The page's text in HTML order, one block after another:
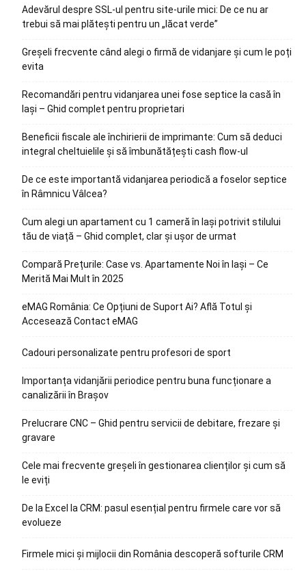
Adevărul despre SSL-ul pentru site-urile mici: De ce nu ar
trebui să mai plătești pentru un „lăcat verde”
Greșeli frecvente când alegi o firmă de vidanjare și cum le poți
evita
Recomandări pentru vidanjarea unei fose septice la casă în
Iași – Ghid complet pentru proprietari
Beneficii fiscale ale închirierii de imprimante: Cum să deduci
integral cheltuielile și să îmbunătățești cash flow-ul
De ce este importantă vidanjarea periodică a foselor septice
în Râmnicu Vâlcea?
Cum alegi un apartament cu 1 cameră în Iași potrivit stilului
tău de viață – Ghid complet, clar și ușor de urmat
Compară Prețurile: Case vs. Apartamente Noi în Iași – Ce
Merită Mai Mult în 2025
eMAG România: Ce Opțiuni de Suport Ai? Află Totul și
Accesează Contact eMAG
Cadouri personalizate pentru profesori de sport
Importanța vidanjării periodice pentru buna funcționare a
canalizării în Brașov
Prelucrare CNC – Ghid pentru servicii de debitare, frezare și
gravare
Cele mai frecvente greșeli în gestionarea clienților și cum să
le eviți
De la Excel la CRM: pasul esențial pentru firmele care vor să
evolueze
Firmele mici și mijlocii din România descoperă softurile CRM